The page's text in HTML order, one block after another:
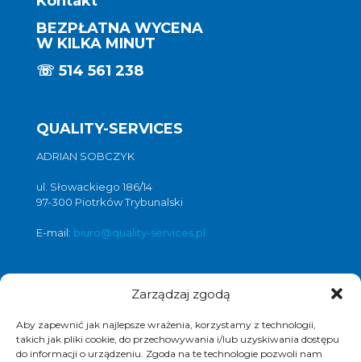
Zarządzaj zgodą
Aby zapewnić jak najlepsze wrażenia, korzystamy z technologii,
takich jak pliki cookie, do przechowywania i/lub uzyskiwania dostępu
do informacji o urządzeniu. Zgoda na te technologie pozwoli nam
BEZPŁATNA WYCENA
W KILKA MINUT
☏ 514 561 238
QUALITY-SERVICES
ADRIAN SOBCZYK
ul. Słowackiego 186/14
97-300 Piotrków Trybunalski
E-mail: biuro@quality-services.pl
Oferta usług czyszczenia posadzek i
czyszczenie posadzek Warszawa,
czyszczenie posadzek Łódź,